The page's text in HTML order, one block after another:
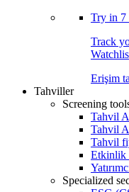
Try in 7
Track
Erişim
Tahviller
Screening
Tahvil
Tahvil
Tahvil
Etkinlik
Specialized